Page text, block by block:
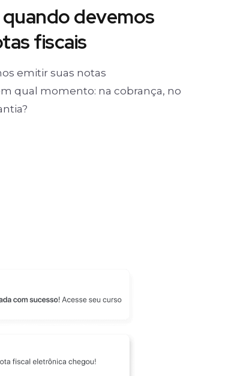
devemos
fiscais
emitir suas notas
qual momento: na cobrança, no